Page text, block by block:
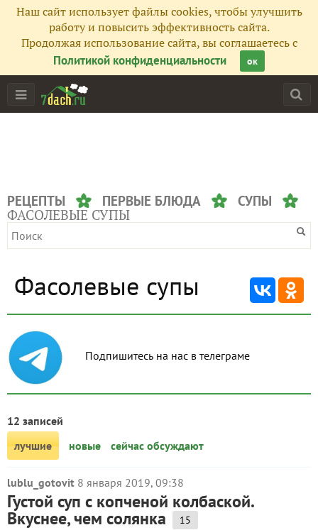
Наш сайт использует файлы cookies, чтобы улучшить
работу и повысить эффективность сайта.
Продолжая использование сайта, вы соглашаетесь с
Политикой конфиденциальности
ок
РЕЦЕПТЫ ПЕРВЫЕ БЛЮДА СУПЫ
ФАСОЛЕВЫЕ СУПЫ
Фасолевые супы
Подпишитесь на нас в телеграме
12 записей
лучшие
новые сейчас обсуждают
lublu_gotovit 8 января 2019, 09:38
Густой суп с копченой колбаской.
Вкуснее, чем солянка 15